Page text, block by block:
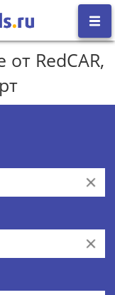
RedCAR,
Clear
Clear